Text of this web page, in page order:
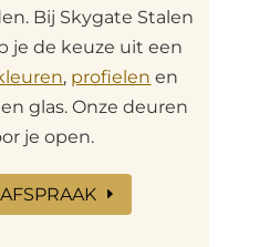
Bij Skygate Stalen
je de keuze uit een
, profielen en
glas. Onze deuren
je open.